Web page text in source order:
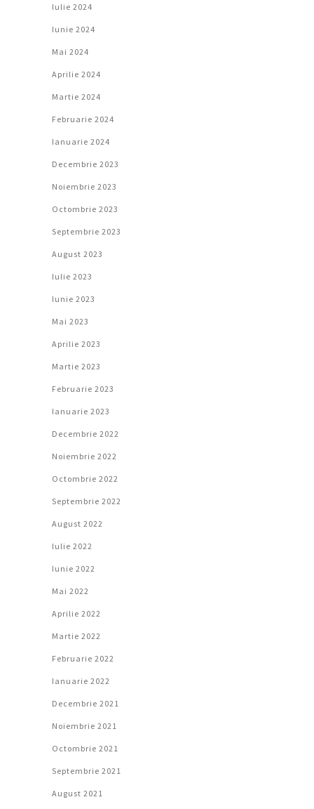
Iulie 2024
Iunie 2024
Mai 2024
Aprilie 2024
Martie 2024
Februarie 2024
Ianuarie 2024
Decembrie 2023
Noiembrie 2023
Octombrie 2023
Septembrie 2023
August 2023
Iulie 2023
Iunie 2023
Mai 2023
Aprilie 2023
Martie 2023
Februarie 2023
Ianuarie 2023
Decembrie 2022
Noiembrie 2022
Octombrie 2022
Septembrie 2022
August 2022
Iulie 2022
Iunie 2022
Mai 2022
Aprilie 2022
Martie 2022
Februarie 2022
Ianuarie 2022
Decembrie 2021
Noiembrie 2021
Octombrie 2021
Septembrie 2021
August 2021